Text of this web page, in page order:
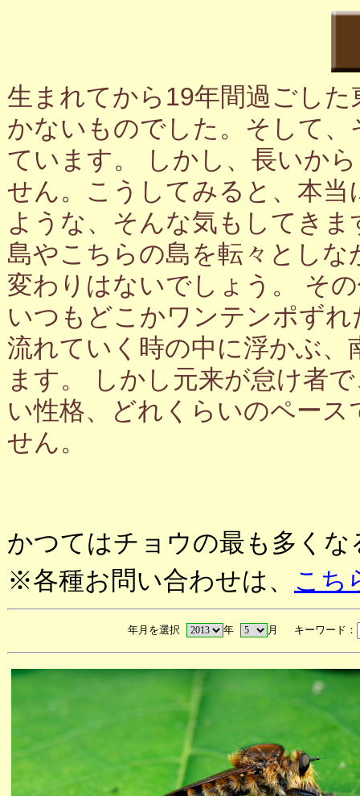
生まれてから19年間過ごし
かないものでした。そして
ています。 しかし、長いか
せん。こうしてみると、本
ような、そんな気もしてき
島やこちらの島を転々とし
変わりはないでしょう。 そ
いつもどこかワンテンポず
流れていく時の中に浮かぶ
ます。 しかし元来が怠け者
い性格、どれくらいのペー
せん。
かつてはチョウの最も多く
※各種お問い合わせは、 こち
年月を選択 年 月 キーワード：